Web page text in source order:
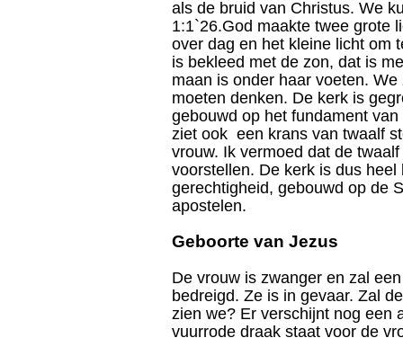
als de bruid van Christus. We
1:1`26.God maakte twee grote
over dag en het kleine licht om
is bekleed met de zon, dat is
maan is onder haar voeten.
moeten denken. De kerk is
gebouwd op het fundament
ziet ook een krans van twaalf
vrouw. Ik vermoed dat de
voorstellen. De kerk is dus
gerechtigheid, gebouwd op de
apostelen.
Geboorte van Jezus
De vrouw is zwanger en zal
bedreigd. Ze is in gevaar. Zal
zien we? Er verschijnt nog een
vuurrode draak staat voor de